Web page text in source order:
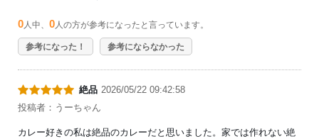
0 人中、 0 人の方が参考になったと言っています。
参考になった！ 参考にならなかった
絶品 2026/05/22 09:42:58
投稿者：うーちゃん
カレー好きの私は絶品のカレーだと思いました。家では作れない絶